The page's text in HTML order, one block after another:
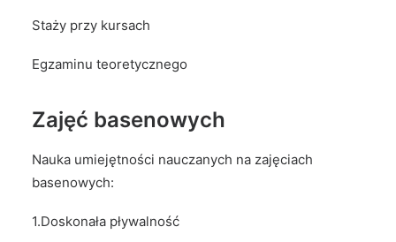
Staży przy kursach
Egzaminu teoretycznego
Zajęć basenowych
Nauka umiejętności nauczanych na zajęciach
basenowych:
1.Doskonała pływalność